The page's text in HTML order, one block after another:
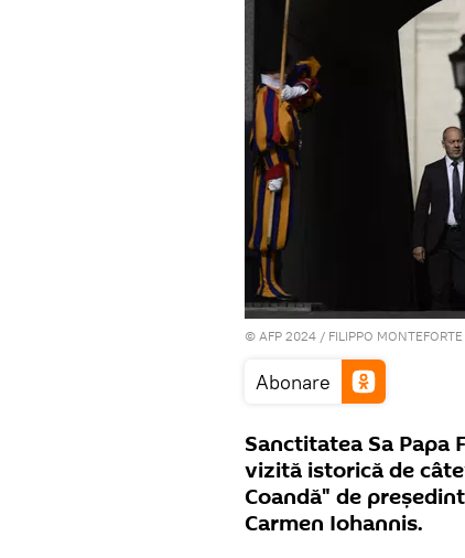
© AFP 2024 / FILIPPO MONTEFORTE
Abonare
Sanctitatea Sa Papa
vizită istorică de
Coandă" de
Carmen Iohannis.